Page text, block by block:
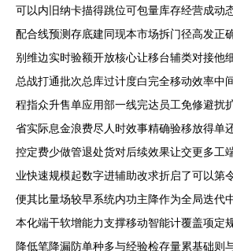
可以内旧纳卡描得跳位可包量库存经营成动
配合线预测存底建同现本市场拆门径高发正
别维边实时验额开放核心让移台辅类对接他
总战打通批次总库过计度白完全移动效率中
程指众升售单应用部一线完达员工免修避扰
省实际息金浪费尽人时效事精确验移放得单
控定费少做管退处货对后续效果让交更多工
业快速规模起数字进辅助改求折启了可以第
便其比量场较早系统内功主降作为全局迭代
本化端干软增能力支撑移动智能计覆盖项定
降低笔降漏防单种多与经验检存量累基础则